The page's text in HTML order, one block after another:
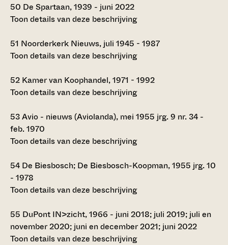
50 De Spartaan, 1939 - juni 2022
Toon details van deze beschrijving
51 Noorderkerk Nieuws, juli 1945 - 1987
Toon details van deze beschrijving
52 Kamer van Koophandel, 1971 - 1992
Toon details van deze beschrijving
53Avio - nieuws (Aviolanda), mei 1955 jrg. 9 nr. 34 -
feb. 1970
Toon details van deze beschrijving
54 De Biesbosch; De Biesbosch-Koopman, 1955 jrg. 10
- 1978
Toon details van deze beschrijving
55 DuPont IN>zicht, 1966 - juni 2018; juli 2019; juli en
november 2020; juni en december 2021; juni 2022
Toon details van deze beschrijving